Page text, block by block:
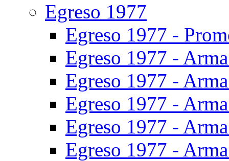
Egreso 1977
Egreso 1977 -
Egreso 1977 -
Egreso 1977 -
Egreso 1977 -
Egreso 1977 -
Egreso 1977 -